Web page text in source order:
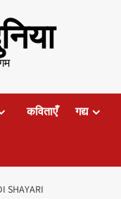
कविताएँ गद्य
SHAYARI